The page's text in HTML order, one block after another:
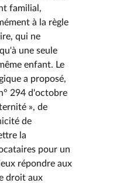
familial,
à la règle
qui ne
une seule
enfant. Le
a proposé,
294 d'octobre
», de
de
la
pour un
répondre aux
droit aux